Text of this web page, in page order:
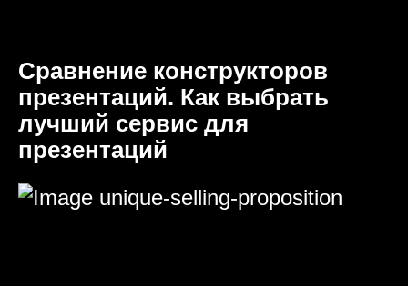
Сравнение конструкторов
презентаций. Как выбрать
лучший сервис для
презентаций